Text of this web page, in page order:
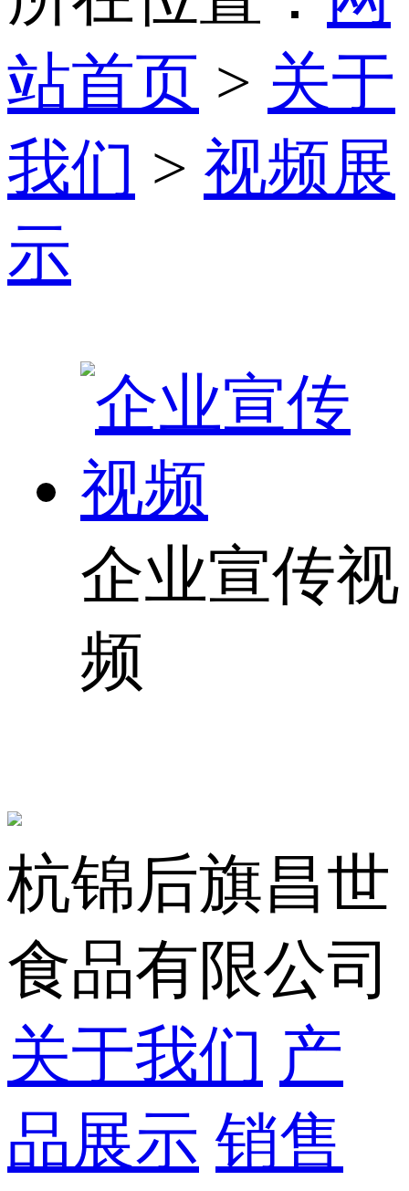
站首页 > 关于
我们 > 视频展
示
企业宣传视
频
杭锦后旗昌世
食品有限公司
关于我们 产
品展示 销售